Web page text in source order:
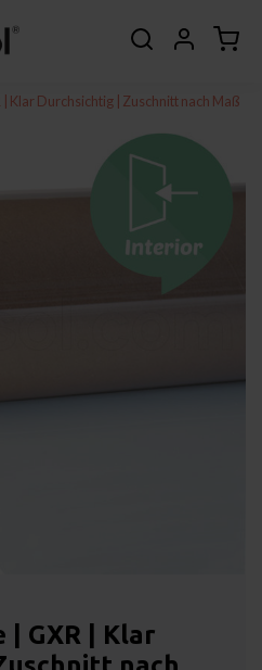
| Klar Durchsichtig | Zuschnitt nach Maß
| GXR | Klar